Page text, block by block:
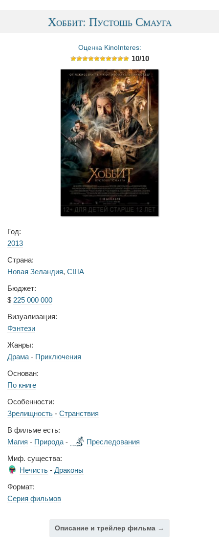
Хоббит: Пустошь Смауга
Оценка KinoInteres:
10/10
Год:
2013
Страна:
Новая Зеландия, США
Бюджет:
$ 225 000 000
Визуализация:
Фэнтези
Жанры:
Драма - Приключения
Основан:
По книге
Особенности:
Зрелищность - Странствия
В фильме есть:
Магия - Природа -
Преследования
Миф. существа:
Нечисть - Драконы
Формат:
Серия фильмов
Описание и трейлер фильма →